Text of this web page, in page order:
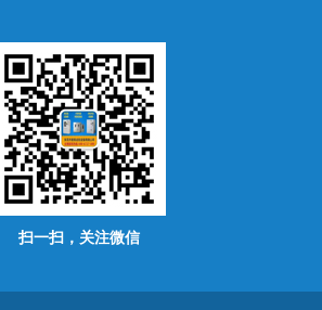
扫一扫，关注微信